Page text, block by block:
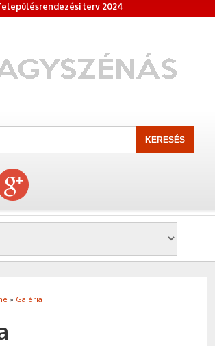
terv 2024
» Galéria